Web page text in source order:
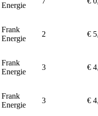
Energie
Frank
Energie
2 €
Frank
Energie
3 €
Frank
Energie
3 €